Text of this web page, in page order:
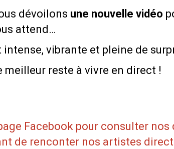
dévoilons une nouvelle vidéo
attend…
intense, vibrante et pleine de
meilleur reste à vivre en direct !
Facebook pour consulter
de renconter nos artistes